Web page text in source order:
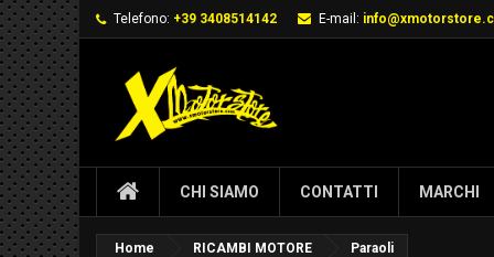
Telefono: +39 3408514142 E-mail:
CHI SIAMO CONTATTI MARCHI
Home RICAMBI MOTORE Paraoli